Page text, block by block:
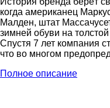
когда американец
Малден, штат
зимней обуви на
Спустя 7 лет компания
что во многом
Полное описание